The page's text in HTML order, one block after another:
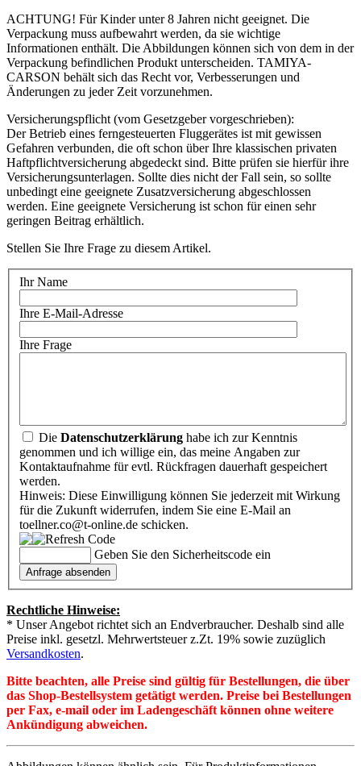
ACHTUNG! Für Kinder unter 8 Jahren nicht geeignet. Die
Verpackung muss aufbewahrt werden, da sie wichtige
Informationen enthält. Die Abbildungen können sich von dem in der
Verpackung befindlichen Produkt unterscheiden. TAMIYA-
CARSON behält sich das Recht vor, Verbesserungen und
Änderungen zu jeder Zeit vorzunehmen.
Versicherungspflicht (vom Gesetzgeber vorgeschrieben):
Der Betrieb eines ferngesteuerten Fluggerätes ist mit gewissen
Gefahren verbunden, die oft schon über Ihre klassischen privaten
Haftpflichtversicherung abgedeckt sind. Bitte prüfen sie hierfür ihre
Versicherungsunterlagen. Sollte dies nicht der Fall sein, so sollte
unbedingt eine geeignete Zusatzversicherung abgeschlossen
werden. Eine geeignete Versicherung ist schon für einen sehr
geringen Beitrag erhältlich.
Stellen Sie Ihre Frage zu diesem Artikel.
Ihr Name
Ihre E-Mail-Adresse
Ihre Frage
Die Datenschutzerklärung habe ich zur Kenntnis
genommen und ich willige ein, das meine Angaben zur
Kontaktaufnahme für evtl. Rückfragen dauerhaft gespeichert
werden.
Hinweis: Diese Einwilligung können Sie jederzeit mit Wirkung
für die Zukunft widerrufen, indem Sie eine E-Mail an
toellner.co@t-online.de schicken.
Geben Sie den Sicherheitscode ein
Rechtliche Hinweise:
* Unser Angebot richtet sich an Endverbraucher. Deshalb sind alle
Preise inkl. gesetzl. Mehrwertsteuer z.Zt. 19% sowie zuzüglich
Versandkosten.
Bitte beachten, alle Preise sind gültig für Bestellungen, die über
das Shop-Bestellsystem getätigt werden. Preise bei Bestellungen
per Fax, e-mail oder im Ladengeschäft können ohne weitere
Ankündigung abweichen.